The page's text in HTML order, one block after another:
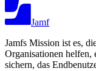
Jamf
Jamfs Mission ist es,
Organisationen
sichern, das